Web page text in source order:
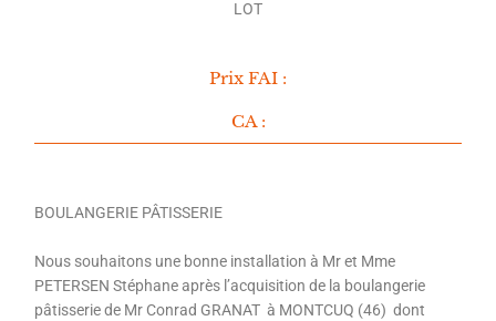
LOT
Prix FAI :
CA :
BOULANGERIE PÂTISSERIE
Nous souhaitons une bonne installation à Mr et Mme
PETERSEN Stéphane après l’acquisition de la boulangerie
pâtisserie de Mr Conrad GRANAT à MONTCUQ (46) dont